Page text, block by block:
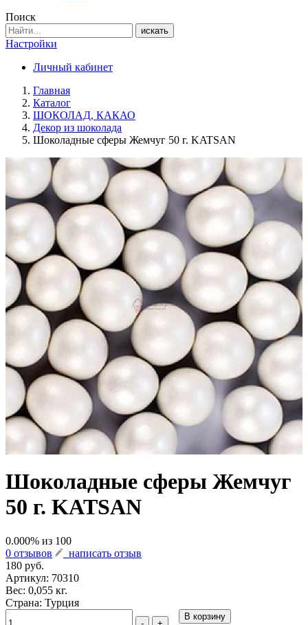
Поиск
искать
Настройки
Личный кабинет
Главная
Каталог
ШОКОЛАД, КАКАО
Декор из шоколада
Шоколадные сферы Жемчуг 50 г. KATSAN
Шоколадные сферы Жемчуг
50 г. KATSAN
0.000% из 100
0 отзывов
написать отзыв
180 руб.
Артикул: 70310
Вес: 0,055 кг.
Страна: Турция
В корзину